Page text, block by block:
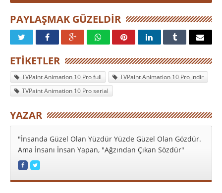
PAYLAŞMAK GÜZELDIR
ETIKETLER
TVPaint Animation 10 Pro full
TVPaint Animation 10 Pro indir
TVPaint Animation 10 Pro serial
YAZAR
"İnsanda Güzel Olan Yüzdür Yüzde Güzel Olan Gözdür.
Ama İnsanı İnsan Yapan, "Ağzından Çıkan Sözdür"